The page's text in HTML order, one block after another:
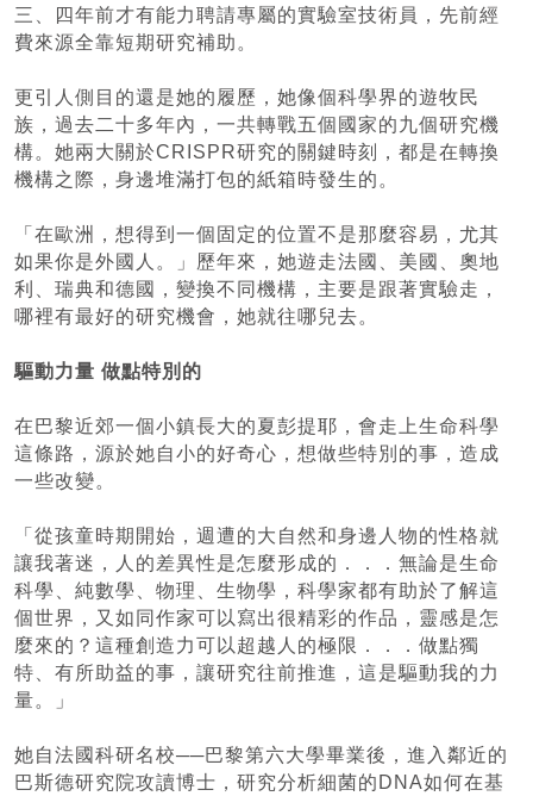
三、四年前才有能力聘請專屬的實驗室技術員，先前經
費來源全靠短期研究補助。
更引人側目的還是她的履歷，她像個科學界的遊牧民
族，過去二十多年內，一共轉戰五個國家的九個研究機
構。她兩大關於CRISPR研究的關鍵時刻，都是在轉換
機構之際，身邊堆滿打包的紙箱時發生的。
「在歐洲，想得到一個固定的位置不是那麼容易，尤其
如果你是外國人。」歷年來，她遊走法國、美國、奧地
利、瑞典和德國，變換不同機構，主要是跟著實驗走，
哪裡有最好的研究機會，她就往哪兒去。
驅動力量 做點特別的
在巴黎近郊一個小鎮長大的夏彭提耶，會走上生命科學
這條路，源於她自小的好奇心，想做些特別的事，造成
一些改變。
「從孩童時期開始，週遭的大自然和身邊人物的性格就
讓我著迷，人的差異性是怎麼形成的．．．無論是生命
科學、純數學、物理、生物學，科學家都有助於了解這
個世界，又如同作家可以寫出很精彩的作品，靈感是怎
麼來的？這種創造力可以超越人的極限．．．做點獨
特、有所助益的事，讓研究往前推進，這是驅動我的力
量。」
她自法國科研名校──巴黎第六大學畢業後，進入鄰近的
巴斯德研究院攻讀博士，研究分析細菌的DNA如何在基